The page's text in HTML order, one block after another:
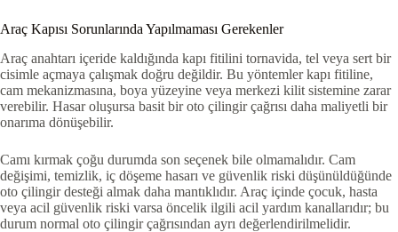
Araç Kapısı Sorunlarında Yapılmaması Gerekenler
Araç anahtarı içeride kaldığında kapı fitilini tornavida, tel veya sert bir
cisimle açmaya çalışmak doğru değildir. Bu yöntemler kapı fitiline,
cam mekanizmasına, boya yüzeyine veya merkezi kilit sistemine zarar
verebilir. Hasar oluşursa basit bir oto çilingir çağrısı daha maliyetli bir
onarıma dönüşebilir.
Camı kırmak çoğu durumda son seçenek bile olmamalıdır. Cam
değişimi, temizlik, iç döşeme hasarı ve güvenlik riski düşünüldüğünde
oto çilingir desteği almak daha mantıklıdır. Araç içinde çocuk, hasta
veya acil güvenlik riski varsa öncelik ilgili acil yardım kanallarıdır; bu
durum normal oto çilingir çağrısından ayrı değerlendirilmelidir.